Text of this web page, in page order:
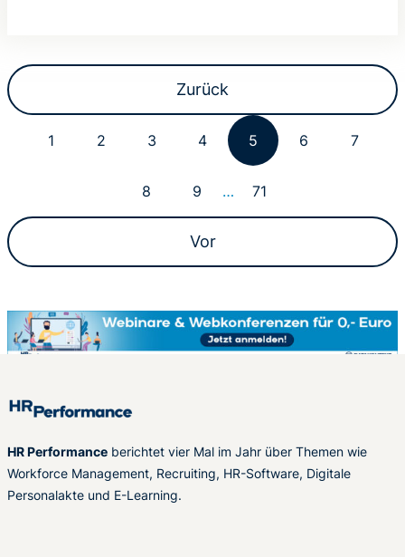
Zurück
1 2 3 4 5 6 7
8 9 … 71
Vor
HR Performance berichtet vier Mal im Jahr über Themen wie
Workforce Management, Recruiting, HR-Software, Digitale
Personalakte und E-Learning.